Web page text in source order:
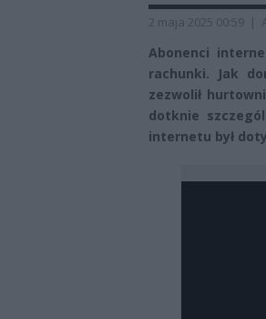
2 maja 2025 00:59 |
Abonenci
rachunki. Jak
zezwolił
dotknie
internetu był